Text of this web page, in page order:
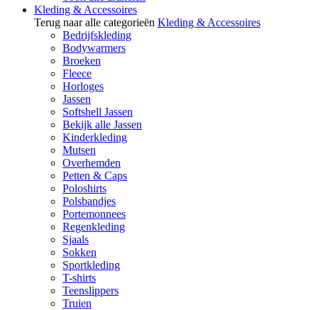
Kleding & Accessoires
Terug naar alle categorieën Kleding & Accessoires
Bedrijfskleding
Bodywarmers
Broeken
Fleece
Horloges
Jassen
Softshell Jassen
Bekijk alle Jassen
Kinderkleding
Mutsen
Overhemden
Petten & Caps
Poloshirts
Polsbandjes
Portemonnees
Regenkleding
Sjaals
Sokken
Sportkleding
T-shirts
Teenslippers
Truien